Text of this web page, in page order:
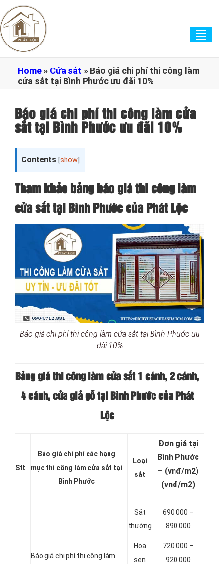
Home » Cửa sắt » Báo giá chi phí thi công làm
cửa sắt tại Bình Phước ưu đãi 10%
Báo giá chi phí thi công làm cửa
sắt tại Bình Phước ưu đãi 10%
Contents [show
Tham khảo bảng báo giá thi công làm
cửa sắt tại Bình Phước của Phát Lộc
Báo giá chi phí thi công làm cửa sắt tại Bình Phước ưu
đãi 10%
Bảng giá thi công làm cửa sắt 1 cánh, 2 cánh,
4 cánh, cửa giả gỗ tại Bình Phước của Phát
Lộc
Stt
Báo giá chi phí các hạng
mục thi công làm cửa sắt tại
Bình Phước
Loại
sắt
Đơn giá tại
Bình Phước
– (vnđ/m2)
(vnđ/m2)
Báo giá chi phí thi công làm
Sắt
thường
690.000 –
890.000
Hoa
sen
720.000 –
920.000